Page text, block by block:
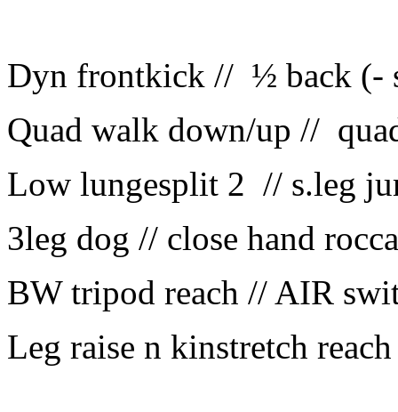
Dyn frontkick // ½ back (-
Quad walk down/up //
Low lungesplit 2 // s.leg
3leg dog // close hand
BW tripod reach // AIR
Leg raise n kinstretch reach